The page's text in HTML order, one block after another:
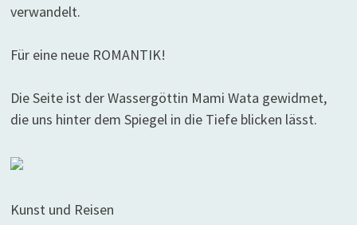
verwandelt.
Für eine neue ROMANTIK!
Die Seite ist der Wassergöttin Mami Wata gewidmet,
die uns hinter dem Spiegel in die Tiefe blicken lässt.
Kunst und Reisen